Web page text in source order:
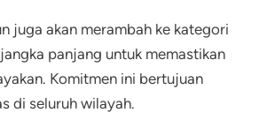
juga akan merambah ke kategori
panjang untuk memastikan
Komitmen ini bertujuan
di seluruh wilayah.